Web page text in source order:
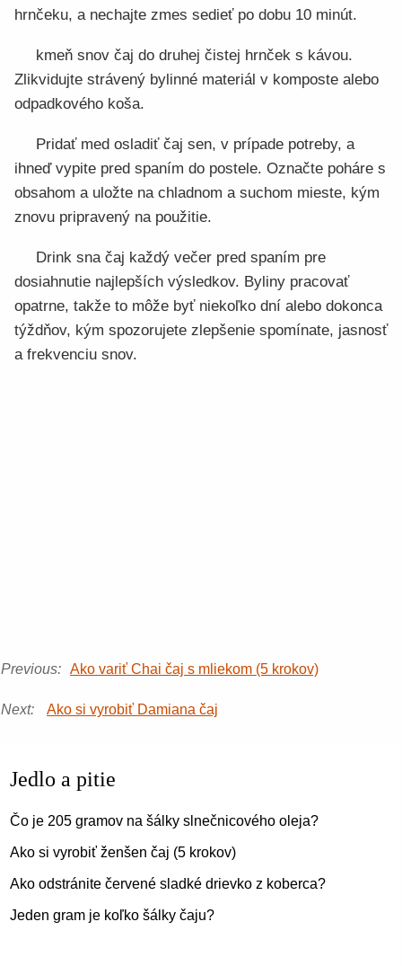
hrnčeku, a nechajte zmes sedieť po dobu 10 minút.
kmeň snov čaj do druhej čistej hrnček s kávou.
Zlikvidujte strávený bylinné materiál v komposte alebo
odpadkového koša.
Pridať med osladiť čaj sen, v prípade potreby, a
ihneď vypite pred spaním do postele. Označte poháre s
obsahom a uložte na chladnom a suchom mieste, kým
znovu pripravený na použitie.
Drink sna čaj každý večer pred spaním pre
dosiahnutie najlepších výsledkov. Byliny pracovať
opatrne, takže to môže byť niekoľko dní alebo dokonca
týždňov, kým spozorujete zlepšenie spomínate, jasnosť
a frekvenciu snov.
Previous: Ako variť Chai čaj s mliekom (5 krokov)
Next: Ako si vyrobiť Damiana čaj
Jedlo a pitie
Čo je 205 gramov na šálky slnečnicového oleja?
Ako si vyrobiť ženšen čaj (5 krokov)
Ako odstránite červené sladké drievko z koberca?
Jeden gram je koľko šálky čaju?